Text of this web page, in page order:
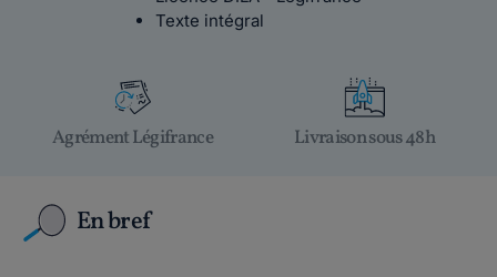
Texte intégral
Agrément Légifrance Livraison sous 48h
En bref